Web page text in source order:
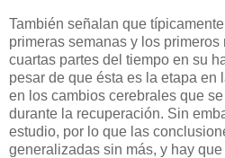
También señalan que
primeras semanas y los primeros
cuartas partes del tiempo en su
pesar de que ésta es la etapa en
en los cambios cerebrales que
durante la recuperación. Sin
estudio, por lo que las
generalizadas sin más, y hay